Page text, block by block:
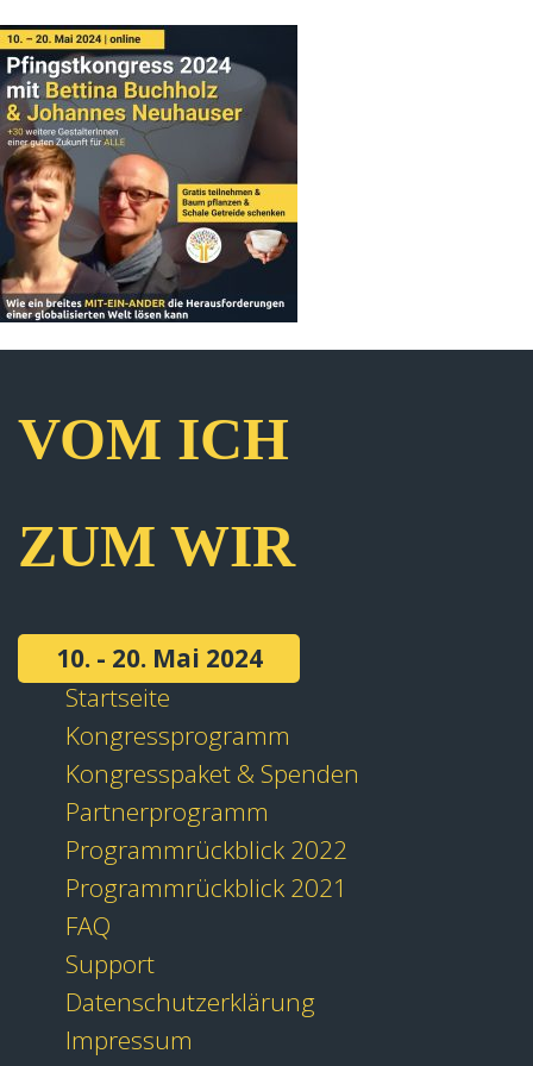
VOM ICH
ZUM WIR
10. - 20. Mai 2024
Startseite
Kongressprogramm
Kongresspaket & Spenden
Partnerprogramm
Programmrückblick 2022
Programmrückblick 2021
FAQ
Support
Datenschutzerklärung
Impressum